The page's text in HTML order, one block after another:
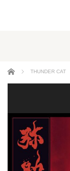
ホーム THUNDER CAT